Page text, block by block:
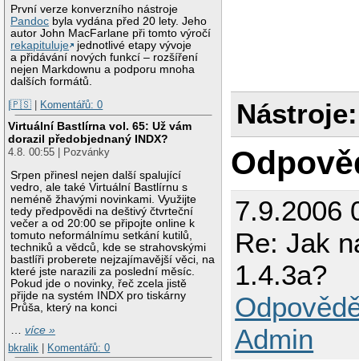
První verze konverzního nástroje
Pandoc byla vydána před 20 lety. Jeho
autor John MacFarlane při tomto výročí
rekapituluje
jednotlivé etapy vývoje
a přidávání nových funkcí – rozšíření
nejen Markdownu a podporu mnoha
dalších formátů.
|🇵🇸
Komentářů: 0
Virtuální Bastlírna vol. 65: Už vám
dorazil předobjednaný INDX?
4.8. 00:55 | Pozvánky
Srpen přinesl nejen další spalující
vedro, ale také Virtuální Bastlírnu s
neméně žhavými novinkami. Využijte
tedy předpovědi na deštivý čtvrteční
večer a od 20:00 se připojte online k
tomuto neformálnímu setkání kutilů,
techniků a vědců, kde se strahovskými
bastlíři proberete nejzajímavější věci, na
které jste narazili za poslední měsíc.
Pokud jde o novinky, řeč zcela jistě
přijde na systém INDX pro tiskárny
Průša, který na konci
…více »
bkralik | Komentářů: 0
Nástroje:
7.9.2006
Re: Jak
1.4.3a?
Admin